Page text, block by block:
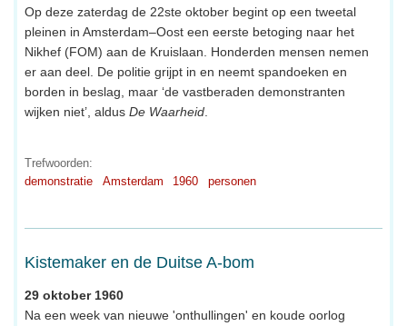
Op deze zaterdag de 22ste oktober begint op een tweetal
pleinen in Amsterdam–Oost een eerste betoging naar het
Nikhef (FOM) aan de Kruislaan. Honderden mensen nemen
er aan deel. De politie grijpt in en neemt spandoeken en
borden in beslag, maar ‘de vastberaden demonstranten
wijken niet’, aldus De Waarheid
Trefwoorden:
demonstratie
Amsterdam 1960 personen
Kistemaker en de Duitse A-bom
29 oktober 1960
Na een week van nieuwe 'onthullingen' en koude oorlog